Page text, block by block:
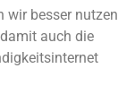
wir besser nutzen
auch die